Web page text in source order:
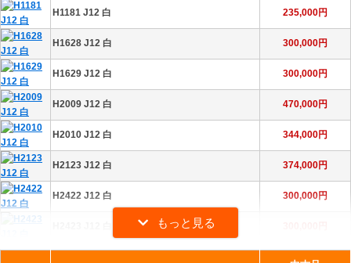
H1181 J12 白 235,000円
H1628 J12 白 300,000円
H1629 J12 白 300,000円
H2009 J12 白 470,000円
H2010 J12 白 344,000円
H2123 J12 白 374,000円
H2422 J12 白 300,000円